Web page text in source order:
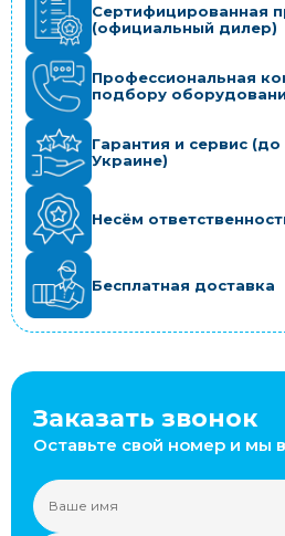
Сертифицированная
(официальный дилер)
Профессиональная
подбору
Гарантия и сервис (до
Украине)
Несём
Бесплатная доставка
Заказать звонок
Оставьте свой номер и мы